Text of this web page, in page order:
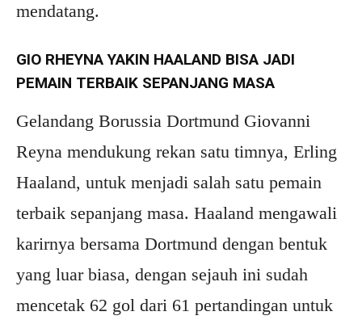
mendatang.
GIO RHEYNA YAKIN HAALAND BISA JADI
PEMAIN TERBAIK SEPANJANG MASA
Gelandang Borussia Dortmund Giovanni
Reyna mendukung rekan satu timnya, Erling
Haaland, untuk menjadi salah satu pemain
terbaik sepanjang masa. Haaland mengawali
karirnya bersama Dortmund dengan bentuk
yang luar biasa, dengan sejauh ini sudah
mencetak 62 gol dari 61 pertandingan untuk